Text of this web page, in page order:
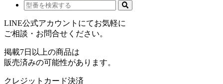
LINE公式アカウントにてお気軽に
ご相談・お問合せください。
掲載7日以上の商品は
販売済みの可能性があります。
クレジットカード決済